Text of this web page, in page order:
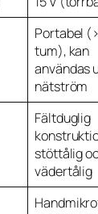
Portabel
tum), kan
användas
nätström
Fältduglig
stöttålig
vädertålig